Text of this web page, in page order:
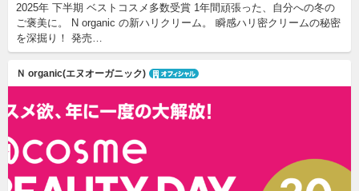
2025年 下半期 ベストコスメ多数受賞 1年間頑張った、自分への冬の
ご褒美に。 N organic の新ハリクリーム。 瞬感ハリ密クリームの秘密
を深掘り！ 発売…
Ｎ organic(エヌオーガニック)